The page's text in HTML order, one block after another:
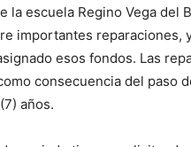
la escuela Regino Vega del
importantes reparaciones,
esos fondos. Las
consecuencia del paso
años.